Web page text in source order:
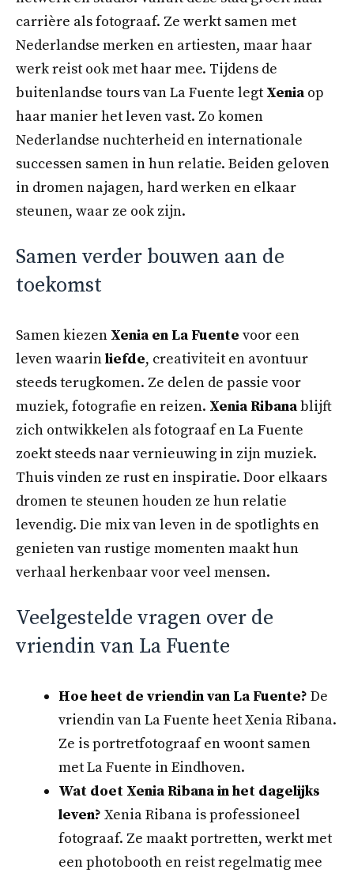
carrière als fotograaf. Ze werkt samen met
Nederlandse merken en artiesten, maar haar
werk reist ook met haar mee. Tijdens de
buitenlandse tours van La Fuente legt Xeniaop
haar manier het leven vast. Zo komen
Nederlandse nuchterheid en internationale
successen samen in hun relatie. Beiden geloven
in dromen najagen, hard werken en elkaar
steunen, waar ze ook zijn.
Samen verder bouwen aan de
toekomst
Samen kiezen Xenia en La Fuente voor een
leven waarinliefde, creativiteit en avontuur
steeds terugkomen. Ze delen de passie voor
muziek, fotografie en reizen. Xenia Ribanablijft
zich ontwikkelen als fotograaf en La Fuente
zoekt steeds naar vernieuwing in zijn muziek.
Thuis vinden ze rust en inspiratie. Door elkaars
dromen te steunen houden ze hun relatie
levendig. Die mix van leven in de spotlights en
genieten van rustige momenten maakt hun
verhaal herkenbaar voor veel mensen.
Veelgestelde vragen over de
vriendin van La Fuente
Hoe heet de vriendin van La Fuente? De
vriendin van La Fuente heet Xenia Ribana.
Ze is portretfotograaf en woont samen
met La Fuente in Eindhoven.
Wat doet Xenia Ribana in het dagelijks
leven? Xenia Ribana is professioneel
fotograaf. Ze maakt portretten, werkt met
een photobooth en reist regelmatig mee